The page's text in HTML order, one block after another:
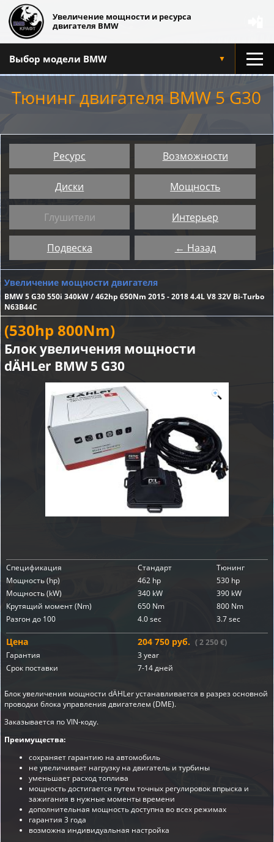
Увеличение мощности и ресурса
двигателя BMW
Выбор модели BMW ▼
Тюнинг двигателя BMW 5 G30
Ресурс Возможности
Диски Мощность
Глушители Интерьер
Подвеска ← Назад
Увеличение мощности двигателя
BMW 5 G30 550i 340kW / 462hp 650Nm 2015 - 2018 4.4L V8 32V Bi-Turbo
N63B44C
(530hp 800Nm)
Блок увеличения мощности
dÄHLer BMW 5 G30
Спецификация Стандарт
Тюнинг
Мощность (hp)
462 hp
530 hp
Мощность (kW)
340 kW
390 kW
Крутящий момент (Nm)
650 Nm
800 Nm
Разгон до 100
4.0 sec 3.7 sec
Цена 204 750 руб. ( 2 250 €)
Гарантия
3 year
Срок поставки
7-14 дней
Блок увеличения мощности dÄHLer устанавливается в разрез основной
проводки блока управления двигателем (DME).
Заказывается по VIN-коду.
Преимущества:
сохраняет гарантию на автомобиль
не увеличивает нагрузку на двигатель и турбины
уменьшает расход топлива
мощность достигается путем точных регулировок впрыска и
зажигания в нужные моменты времени
дополнительная мощность доступна во всех режимах
гарантия 3 года
возможна индивидуальная настройка